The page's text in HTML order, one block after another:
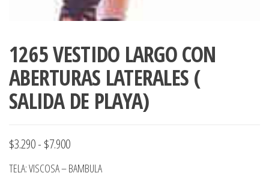
1265 VESTIDO LARGO CON
ABERTURAS LATERALES (
SALIDA DE PLAYA)
$3.290- $7.900Rango
de
TELA: VISCOSA – BAMBULA